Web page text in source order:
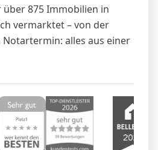
über 875 Immobilien in
vermarktet – von der
alles aus einer